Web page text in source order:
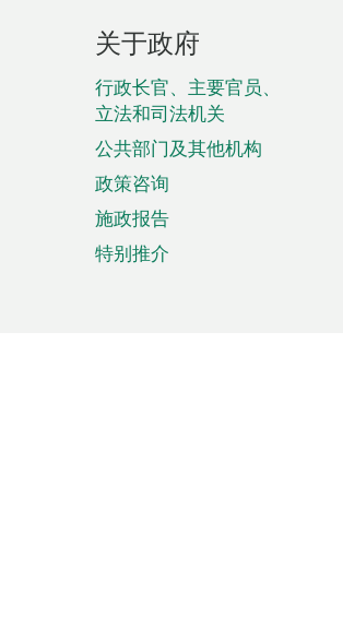
页
脚
菜
单
关于政府
行政长官、主要官员、
立法和司法机关
公共部门及其他机构
政策咨询
施政报告
特别推介